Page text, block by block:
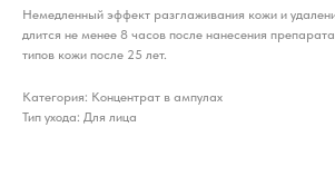
Немедленный эффект разглаживания кожи и
длится не менее 8 часов после нанесения
типов кожи после 25 лет.
Категория: Концентрат в ампулах
Тип ухода: Для лица